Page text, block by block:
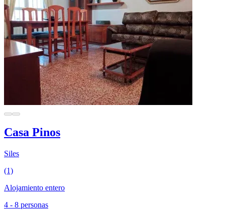
Casa Pinos
Siles
(1)
Alojamiento entero
4 - 8 personas